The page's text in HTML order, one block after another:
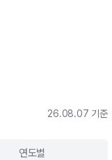
26.08.07 기준
연도별